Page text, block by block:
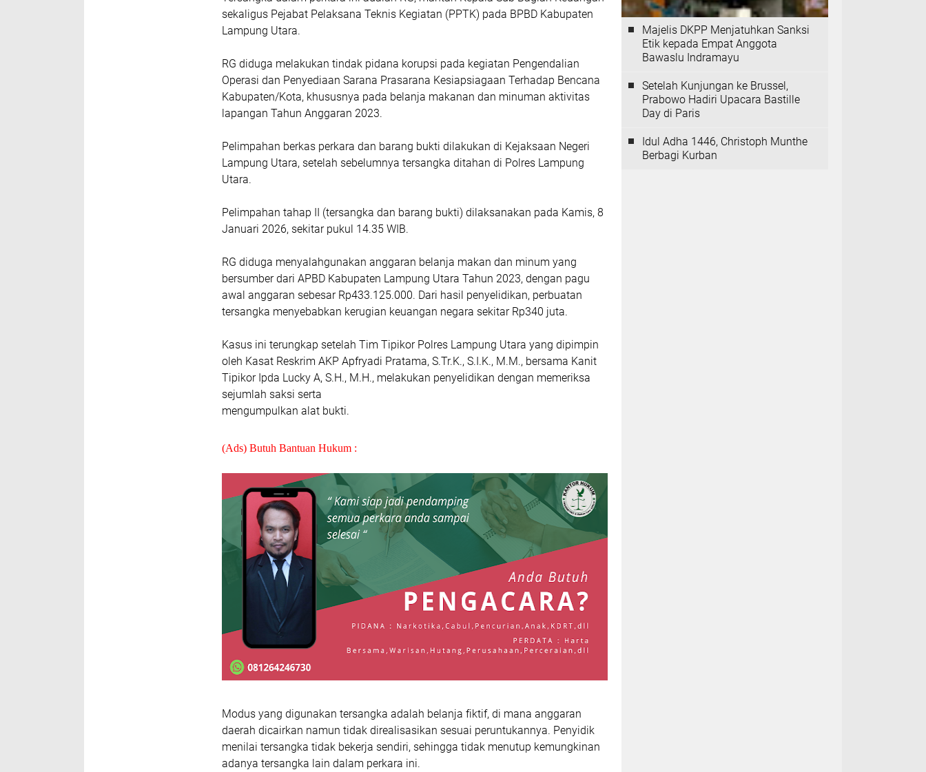
sekaligus Pejabat Pelaksana Teknis Kegiatan (PPTK) pada BPBD Kabupaten
Lampung Utara.
RG diduga melakukan tindak pidana korupsi pada kegiatan Pengendalian
Operasi dan Penyediaan Sarana Prasarana Kesiapsiagaan Terhadap Bencana
Kabupaten/Kota, khususnya pada belanja makanan dan minuman aktivitas
lapangan Tahun Anggaran 2023.
Pelimpahan berkas perkara dan barang bukti dilakukan di Kejaksaan Negeri
Lampung Utara, setelah sebelumnya tersangka ditahan di Polres Lampung
Utara.
Pelimpahan tahap II (tersangka dan barang bukti) dilaksanakan pada Kamis, 8
Januari 2026, sekitar pukul 14.35 WIB.
RG diduga menyalahgunakan anggaran belanja makan dan minum yang
bersumber dari APBD Kabupaten Lampung Utara Tahun 2023, dengan pagu
awal anggaran sebesar Rp433.125.000. Dari hasil penyelidikan, perbuatan
tersangka menyebabkan kerugian keuangan negara sekitar Rp340 juta.
Kasus ini terungkap setelah Tim Tipikor Polres Lampung Utara yang dipimpin
oleh Kasat Reskrim AKP Apfryadi Pratama, S.Tr.K., S.I.K., M.M., bersama Kanit
Tipikor Ipda Lucky A, S.H., M.H., melakukan penyelidikan dengan memeriksa
sejumlah saksi serta
mengumpulkan alat bukti.
(Ads) Butuh Bantuan Hukum :
Modus yang digunakan tersangka adalah belanja fiktif, di mana anggaran
daerah dicairkan namun tidak direalisasikan sesuai peruntukannya. Penyidik
menilai tersangka tidak bekerja sendiri, sehingga tidak menutup kemungkinan
adanya tersangka lain dalam perkara ini.
Majelis DKPP Menjatuhkan Sanksi
Etik kepada Empat Anggota
Bawaslu Indramayu
Setelah Kunjungan ke Brussel,
Prabowo Hadiri Upacara Bastille
Day di Paris
Idul Adha 1446, Christoph Munthe
Berbagi Kurban